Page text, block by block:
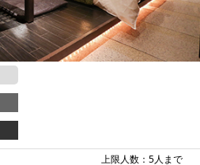
上限人数：5人まで